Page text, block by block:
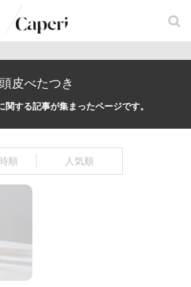
頭皮べたつき
関する記事が集まったページです。
順 人気順